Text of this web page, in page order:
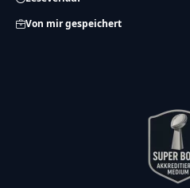
Von mir gespeichert